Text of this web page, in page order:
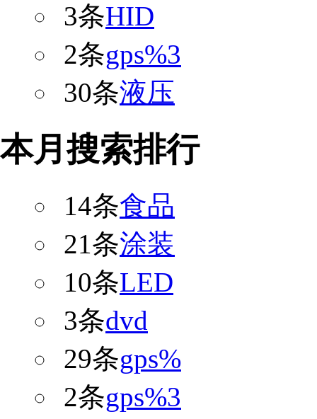
3条HID
2条gps%3
30条液压
本月搜索排行
14条食品
21条涂装
10条LED
3条dvd
29条gps%
2条gps%3